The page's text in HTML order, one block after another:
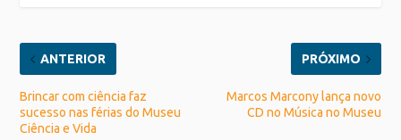
ANTERIOR
Brincar com ciência faz
sucesso nas férias do Museu
Ciência e Vida
PRÓXIMO
Marcos Marcony lança novo
CD no Música no Museu